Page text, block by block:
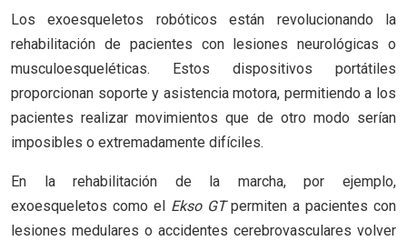
Los exoesqueletos robóticos están revolucionando la
rehabilitación de pacientes con lesiones neurológicas o
musculoesqueléticas. Estos dispositivos portátiles
proporcionan soporte y asistencia motora, permitiendo a los
pacientes realizar movimientos que de otro modo serían
imposibles o extremadamente difíciles.
En la rehabilitación de la marcha, por ejemplo,
exoesqueletos como el Ekso GTpermiten a pacientes con
lesiones medulares o accidentes cerebrovasculares volver